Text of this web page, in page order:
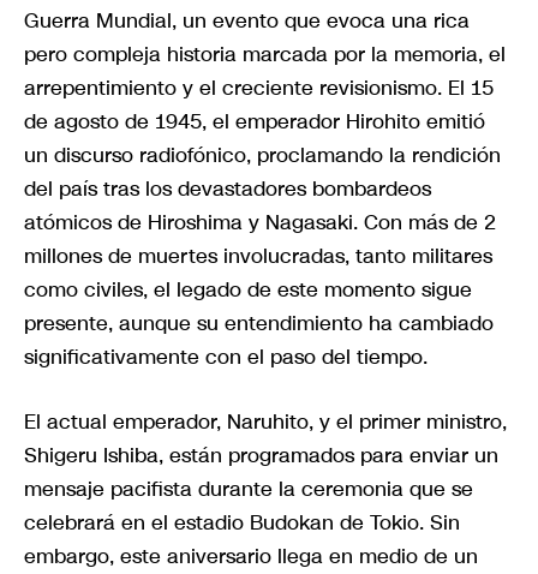
Guerra Mundial, un evento que evoca una rica
pero compleja historia marcada por la memoria, el
arrepentimiento y el creciente revisionismo. El 15
de agosto de 1945, el emperador Hirohito emitió
un discurso radiofónico, proclamando la rendición
del país tras los devastadores bombardeos
atómicos de Hiroshima y Nagasaki. Con más de 2
millones de muertes involucradas, tanto militares
como civiles, el legado de este momento sigue
presente, aunque su entendimiento ha cambiado
significativamente con el paso del tiempo.
El actual emperador, Naruhito, y el primer ministro,
Shigeru Ishiba, están programados para enviar un
mensaje pacifista durante la ceremonia que se
celebrará en el estadio Budokan de Tokio. Sin
embargo, este aniversario llega en medio de un